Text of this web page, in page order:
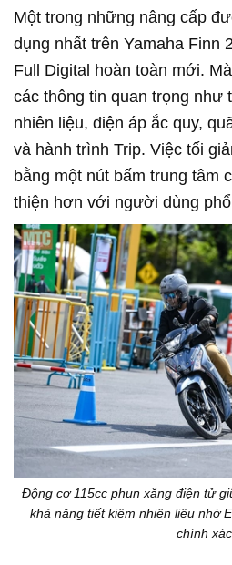
Một trong những nâng cấp
dụng nhất trên Yamaha Finn
Full Digital hoàn toàn mới.
các thông tin quan trọng như
nhiên liệu, điện áp ắc quy,
và hành trình Trip. Việc tối
bằng một nút bấm trung tâm
thiện hơn với người dùng
Động cơ 115cc phun xăng điện tử
khả năng tiết kiệm nhiên liệu nhờ
chính xác